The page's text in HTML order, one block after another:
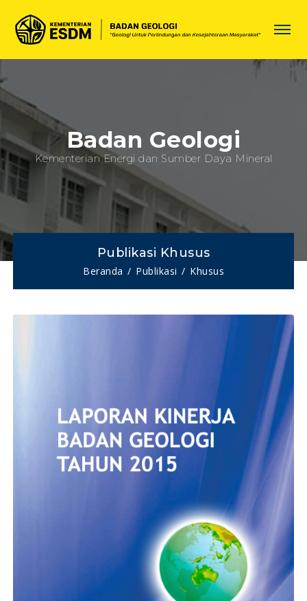
Badan Geologi
Kementerian Energi dan Sumber Daya Mineral
Publikasi Khusus
Beranda Publikasi Khusus